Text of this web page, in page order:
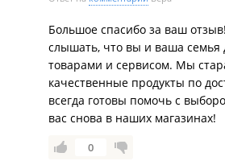
Большое спасибо за ваш
слышать, что вы и ваша
товарами и сервисом. Мы
качественные продукты по
всегда готовы помочь с
вас снова в наших магазинах!
0